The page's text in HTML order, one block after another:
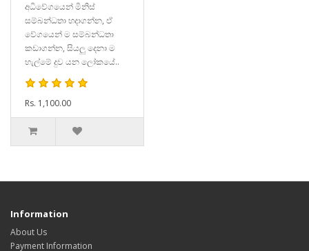
අධිවේගයෙන් මිනිස්
සම්බන්ධතා හදාගන්න, ඒ
වේගයෙන් ම සම්බන්ධතා
කඩාගන්න, සියලු දෙනා ම
හැල්මේ දුව යන ලෝකයේ..
Rs. 1,100.00
Information
About Us
Payment Information